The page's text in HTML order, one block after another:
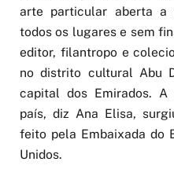
arte particular aberta a
todos os lugares e sem
editor, filantropo e
no distrito cultural Abu
capital dos Emirados. A
país, diz Ana Elisa,
feito pela Embaixada do
Unidos.